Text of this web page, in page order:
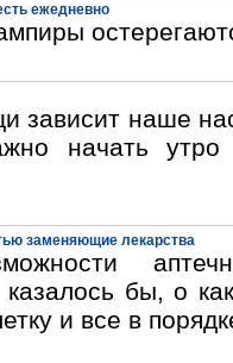
ежедневно
зависит наше
начать утро
заменяющие лекарства
казалось бы, о
и все в